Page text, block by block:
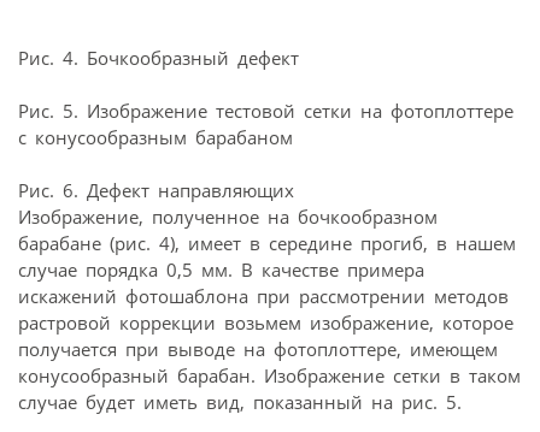
Рис. 4. Бочкообразный дефект
Рис. 5. Изображение тестовой сетки на фотоплоттере
с конусообразным барабаном
Рис. 6. Дефект направляющих
Изображение, полученное на бочкообразном
барабане (рис. 4), имеет в середине прогиб, в нашем
случае порядка 0,5 мм. В качестве примера
искажений фотошаблона при рассмотрении методов
растровой коррекции возьмем изображение, которое
получается при выводе на фотоплоттере, имеющем
конусообразный барабан. Изображение сетки в таком
случае будет иметь вид, показанный на рис. 5.